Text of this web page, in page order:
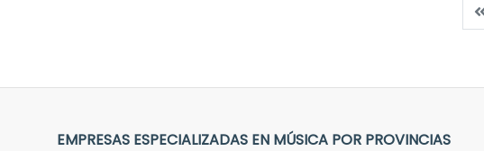
EMPRESAS ESPECIALIZADAS EN MÚSICA POR PROVINCIAS